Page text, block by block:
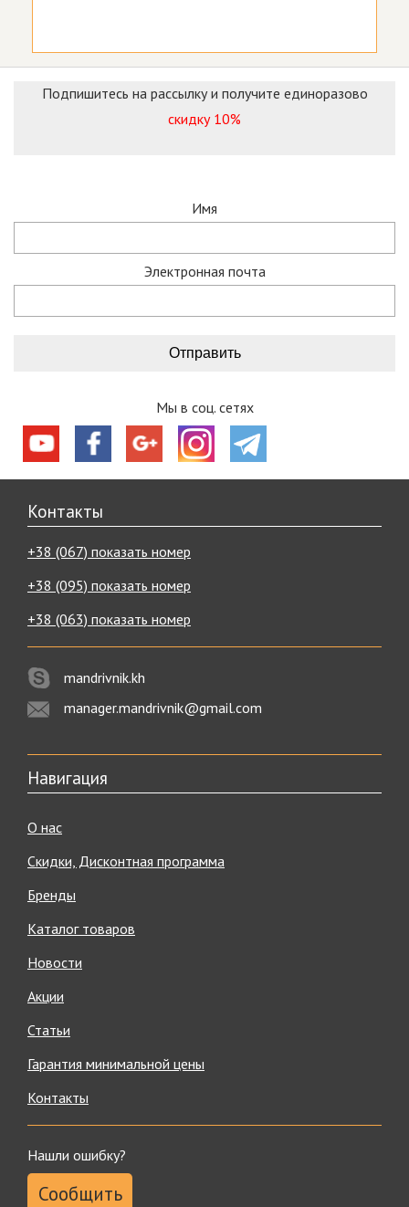
Подпишитесь на рассылку и получите единоразово
скидку 10%
Имя
Электронная почта
Мы в соц. сетях
Контакты
+38 (067) показать номер
+38 (095) показать номер
+38 (063) показать номер
mandrivnik.kh
manager.mandrivnik@gmail.com
Навигация
О нас
Скидки, Дисконтная программа
Бренды
Каталог товаров
Новости
Акции
Статьи
Гарантия минимальной цены
Контакты
Нашли ошибку?
Сообщить